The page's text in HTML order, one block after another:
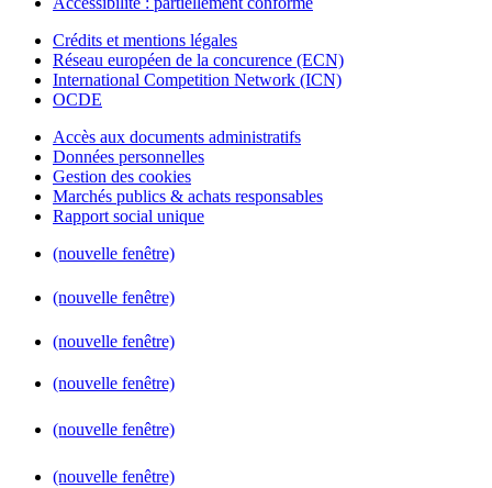
Crédits et mentions légales
Réseau européen de la concurence (ECN)
International Competition Network (ICN)
OCDE
Accès aux documents administratifs
Données personnelles
Gestion des cookies
Marchés publics & achats responsables
Rapport social unique
(nouvelle fenêtre)
(nouvelle fenêtre)
(nouvelle fenêtre)
(nouvelle fenêtre)
(nouvelle fenêtre)
(nouvelle fenêtre)